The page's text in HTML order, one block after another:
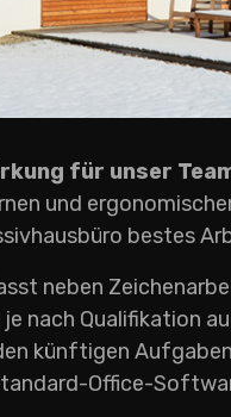
für unser
und
bestes
neben
nach Qualifikation
künftigen
Office-